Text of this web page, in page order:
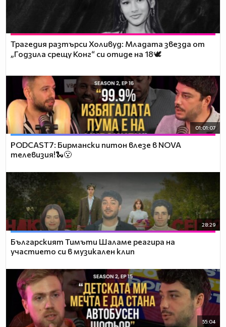
Трагедия разтърси Холивуд: Младата звезда от
„Годзила срещу Конг“ си отиде на 18🕊️
01:01:07
PODCAST7: Бирмански питон влезе в NOVA
телевизия!🐍😮
28:29
Българският Тимъти Шаламе реагира на
участието си в музикален клип
55:04